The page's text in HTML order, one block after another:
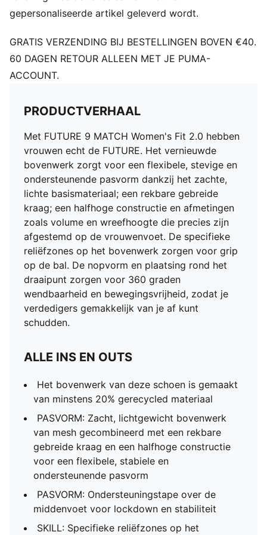
speelt of voor een doelpunt gaat
DETAILS
Type neus: Rond
Sluiting: Veters
Type hak: Plat
ondergronden en kunstgras
draaipunt maken onbeperkte bewegingen van 360
graden mogelijk, die nodig zijn voor explosieve
richtingsveranderingen
PASVORM DAMES Deze schoen is gemaakt voor
dames, met afmetingen zoals volume en wreefhoogte
speciaal ontworpen voor de damesvoet
gepersonaliseerde artikel geleverd wordt.
GRATIS VERZENDING BIJ BESTELLINGEN BOVEN €40.
60 DAGEN RETOUR ALLEEN MET JE PUMA-
ACCOUNT.
PRODUCTVERHAAL
Met FUTURE 9 MATCH Women's Fit 2.0 hebben
vrouwen echt de FUTURE. Het vernieuwde
bovenwerk zorgt voor een flexibele, stevige en
ondersteunende pasvorm dankzij het zachte,
lichte basismateriaal; een rekbare gebreide
kraag; een halfhoge constructie en afmetingen
zoals volume en wreefhoogte die precies zijn
afgestemd op de vrouwenvoet. De specifieke
reliëfzones op het bovenwerk zorgen voor grip
op de bal. De nopvorm en plaatsing rond het
draaipunt zorgen voor 360 graden
wendbaarheid en bewegingsvrijheid, zodat je
verdedigers gemakkelijk van je af kunt
schudden.
ALLE INS EN OUTS
Het bovenwerk van deze schoen is gemaakt
van minstens 20% gerecycled materiaal
PASVORM: Zacht, lichtgewicht bovenwerk
van mesh gecombineerd met een rekbare
gebreide kraag en een halfhoge constructie
voor een flexibele, stabiele en
ondersteunende pasvorm
PASVORM: Ondersteuningstape over de
middenvoet voor lockdown en stabiliteit
SKILL: Specifieke reliëfzones op het